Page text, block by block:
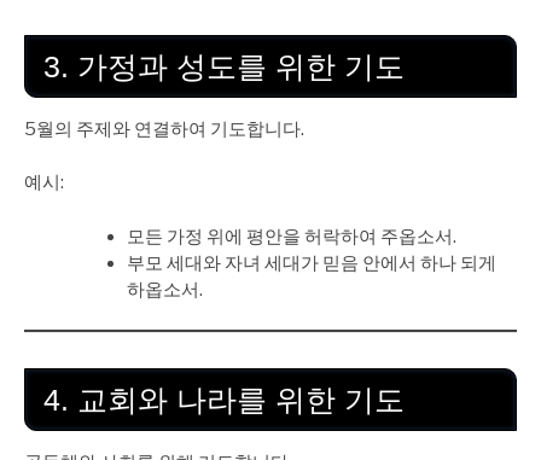
3. 가정과 성도를 위한 기도
5월의 주제와 연결하여 기도합니다.
예시:
모든 가정 위에 평안을 허락하여 주옵소서.
부모 세대와 자녀 세대가 믿음 안에서 하나 되게
하옵소서.
4. 교회와 나라를 위한 기도